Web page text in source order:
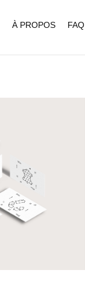
À PROPOS FAQ